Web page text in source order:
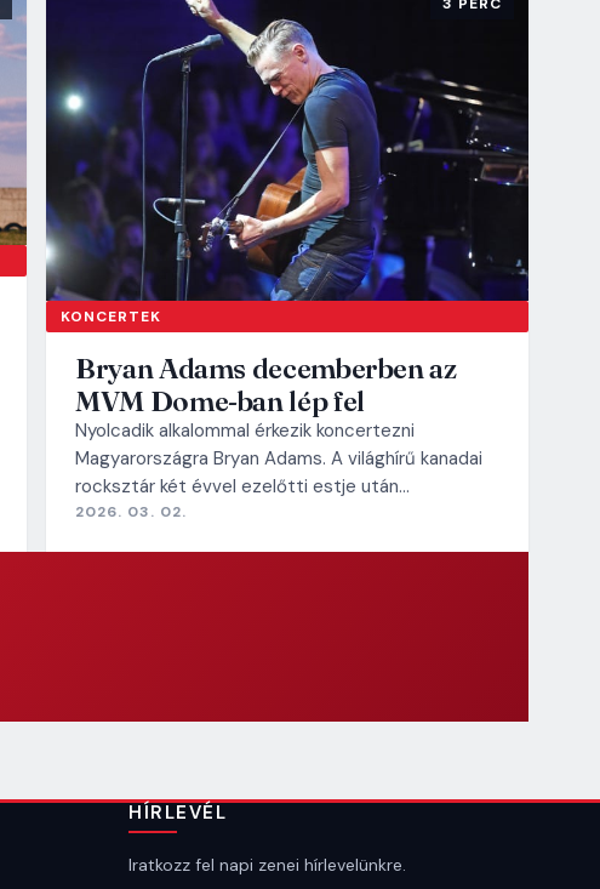
KONCERTEK
Bryan Adams decemberben az
MVM Dome-ban lép fel
Nyolcadik alkalommal érkezik koncertezni
Magyarországra Bryan Adams. A világhírű kanadai
rocksztár két évvel ezelőtti estje után…
2026. 03. 02.
HÍRLEVÉL
Iratkozz fel napi zenei hírlevelünkre.